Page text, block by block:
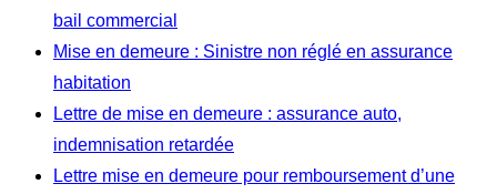
bail commercial
Mise en demeure : Sinistre non réglé en assurance
habitation
Lettre de mise en demeure : assurance auto,
indemnisation retardée
Lettre mise en demeure pour remboursement d’une